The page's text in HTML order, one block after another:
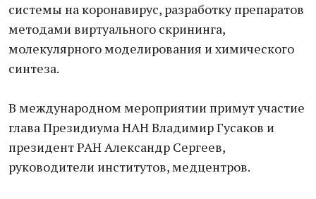
системы на коронавирус, разработку препаратов
методами виртуального скрининга,
молекулярного моделирования и химического
синтеза.
В международном мероприятии примут участие
глава Президиума НАН Владимир Гусаков и
президент РАН Александр Сергеев,
руководители институтов, медцентров.